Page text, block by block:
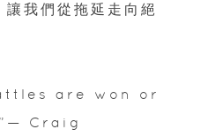
我們從拖延走向絕
are won or
Craig